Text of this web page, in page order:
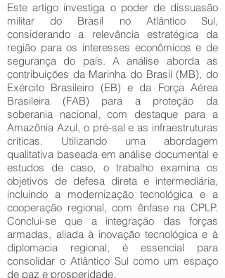
Este artigo investiga o poder de dissuasão
militar do Brasil no Atlântico Sul,
considerando a relevância estratégica da
região para os interesses econômicos e de
segurança do país. A análise aborda as
contribuições da Marinha do Brasil (MB), do
Exército Brasileiro (EB) e da Força Aérea
Brasileira (FAB) para a proteção da
soberania nacional, com destaque para a
Amazônia Azul, o pré-sal e as infraestruturas
críticas. Utilizando uma abordagem
qualitativa baseada em análise documental e
estudos de caso, o trabalho examina os
objetivos de defesa direta e intermediária,
incluindo a modernização tecnológica e a
cooperação regional, com ênfase na CPLP.
Conclui-se que a integração das forças
armadas, aliada à inovação tecnológica e à
diplomacia regional, é essencial para
consolidar o Atlântico Sul como um espaço
de paz e prosperidade.